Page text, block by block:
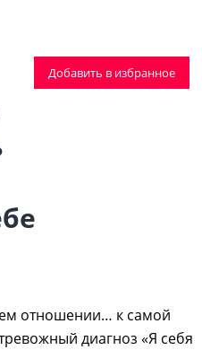
Добавить в избранное
отношении… к самой
диагноз «Я себя